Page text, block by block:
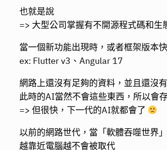
也就是說
=> 大型公司掌握有不開源程式碼和
當一個新功能出現時，或者框架版本
ex: Flutter v3、Angular 17
網路上還沒有足夠的資料，並且還沒
此時的AI當然不會這些東西，所以會
=> 但很快，下一代的AI就都會了
以前的網路世代，當「軟體吞噬世界
越靠近電腦越不會被取代